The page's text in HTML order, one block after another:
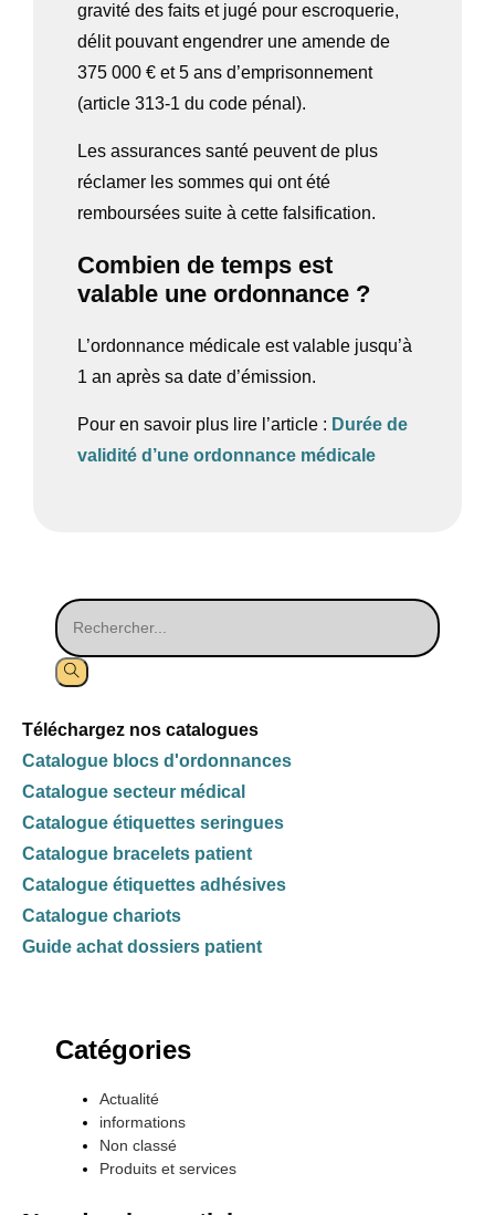
gravité des faits et jugé pour escroquerie,
délit pouvant engendrer une amende de
375 000 € et 5 ans d’emprisonnement
(article 313-1 du code pénal).
Les assurances santé peuvent de plus
réclamer les sommes qui ont été
remboursées suite à cette falsification.
Combien de temps est
valable une ordonnance ?
L’ordonnance médicale est valable jusqu’à
1 an après sa date d’émission.
Pour en savoir plus lire l’article : Durée de
validité d’une ordonnance médicale
Téléchargez nos catalogues
Catalogue blocs d'ordonnances
Catalogue secteur médical
Catalogue étiquettes seringues
Catalogue bracelets patient
Catalogue étiquettes adhésives
Catalogue chariots
Guide achat dossiers patient
Catégories
Actualité
informations
Non classé
Produits et services